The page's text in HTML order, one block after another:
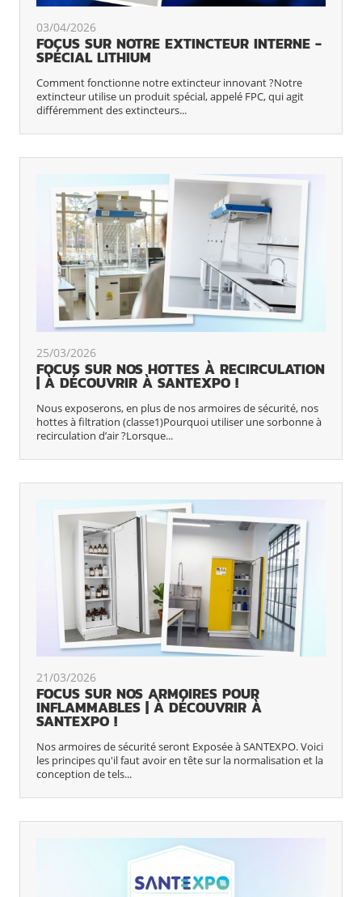
03/04/2026
FOCUS SUR NOTRE EXTINCTEUR INTERNE -
SPÉCIAL LITHIUM
Comment fonctionne notre extincteur innovant ?Notre
extincteur utilise un produit spécial, appelé FPC, qui agit
différemment des extincteurs...
25/03/2026
FOCUS SUR NOS HOTTES À RECIRCULATION
| À DÉCOUVRIR À SANTEXPO !
Nous exposerons, en plus de nos armoires de sécurité, nos
hottes à filtration (classe1)Pourquoi utiliser une sorbonne à
recirculation d’air ?Lorsque...
21/03/2026
FOCUS SUR NOS ARMOIRES POUR
INFLAMMABLES | À DÉCOUVRIR À
SANTEXPO !
Nos armoires de sécurité seront Exposée à SANTEXPO. Voici
les principes qu'il faut avoir en tête sur la normalisation et la
conception de tels...